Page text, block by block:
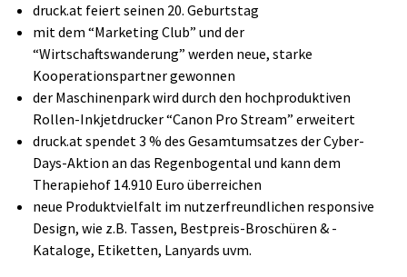
druck.at feiert seinen 20. Geburtstag
mit dem “Marketing Club” und der
“Wirtschaftswanderung” werden neue, starke
Kooperationspartner gewonnen
der Maschinenpark wird durch den hochproduktiven
Rollen-Inkjetdrucker “Canon Pro Stream” erweitert
druck.at spendet 3 % des Gesamtumsatzes der Cyber-
Days-Aktion an das Regenbogental und kann dem
Therapiehof 14.910 Euro überreichen
neue Produktvielfalt im nutzerfreundlichen responsive
Design, wie z.B. Tassen, Bestpreis-Broschüren & -
Kataloge, Etiketten, Lanyards uvm.